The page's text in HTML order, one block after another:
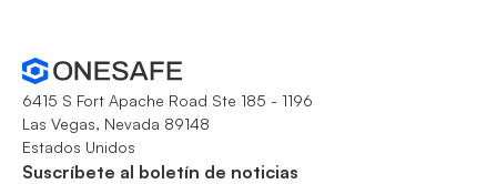
6415 S Fort Apache Road Ste 185 - 1196
Las Vegas, Nevada 89148
Estados Unidos
Suscríbete al boletín de noticias